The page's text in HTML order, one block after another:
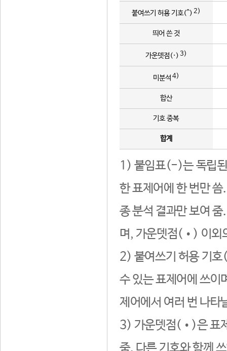
붙여쓰기 허용 기호(^) 2)
띄어 쓴 것
가운뎃점(·) 3)
미분석 4)
합산
기호 중복
합계
1) 붙임표(-)는 독립된
한 표제어에 한 번만
종 분석 결과만 보여
며, 가운뎃점(•) 이외
2) 붙여쓰기 허용 기호
수 있는 표제어에 쓰이
제어에서 여러 번 나타
3) 가운뎃점(•)은 표
줌. 다른 기호와 함께